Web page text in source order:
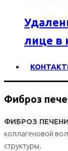
лице в
Фиброз
ФИБРОЗ ПЕЧЕНИ
коллагеновой
структуры.